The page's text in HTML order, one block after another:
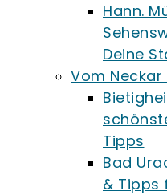
Hann.
Deine
Vom
Tipps
Bad
& Tipps